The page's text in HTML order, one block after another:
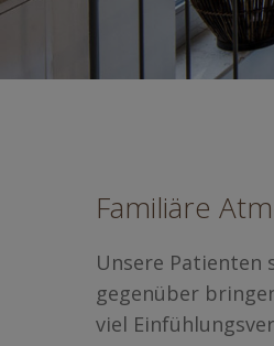
Familiäre
Unsere Patienten
gegenüber
viel